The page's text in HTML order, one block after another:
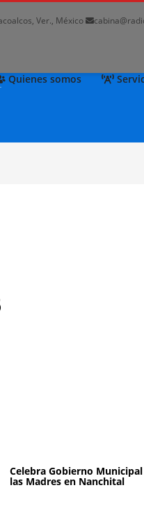
Ver., México
Quienes somos
Celebra Gobierno
las Madres en Nanchital